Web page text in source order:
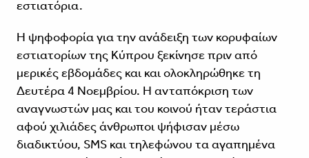
εστιατόρια.
Η ψηφοφορία για την ανάδειξη των κορυφαίων
εστιατορίων της Κύπρου ξεκίνησε πριν από
μερικές εβδομάδες και και ολοκληρώθηκε τη
Δευτέρα 4 Νοεμβρίου. Η ανταπόκριση των
αναγνωστών μας και του κοινού ήταν τεράστια
αφού χιλιάδες άνθρωποι ψήφισαν μέσω
διαδικτύου, SMS και τηλεφώνου τα αγαπημένα